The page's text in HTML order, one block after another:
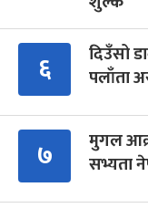
६
दिउँसो
पलाँता
७
मुगल
सभ्यता